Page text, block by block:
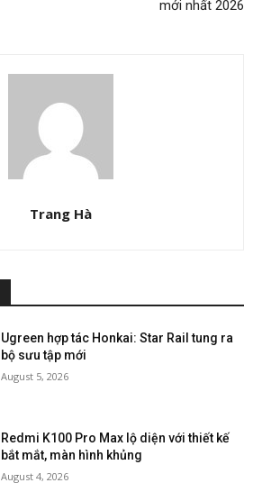
mới nhất 2026
Trang Hà
Ugreen hợp tác Honkai: Star Rail tung ra
bộ sưu tập mới
August 5, 2026
Redmi K100 Pro Max lộ diện với thiết kế
bắt mắt, màn hình khủng
August 4, 2026